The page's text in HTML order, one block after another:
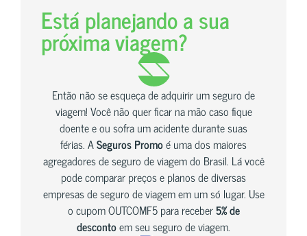
Está planejando a sua
próxima viagem?
Então não se esqueça de adquirir um seguro de
viagem! Você não quer ficar na mão caso fique
doente e ou sofra um acidente durante suas
férias. ASeguros Promoé uma dos maiores
agregadores de seguro de viagem do Brasil. Lá você
pode comparar preços e planos de diversas
empresas de seguro de viagem em um só lugar. Use
o cupom OUTCOMF5 para receber5% de
descontoem seu seguro de viagem.